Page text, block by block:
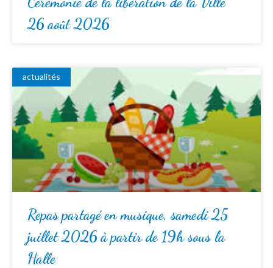
26 août 2026
actualités
Repas partagé en musique, samedi 25
juillet 2026 à partir de 19h sous la
Halle